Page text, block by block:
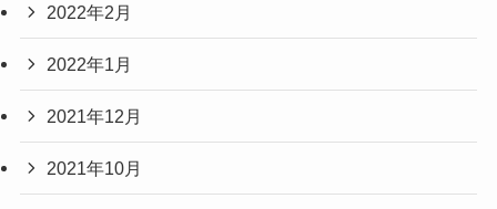
2022年2月
2022年1月
2021年12月
2021年10月